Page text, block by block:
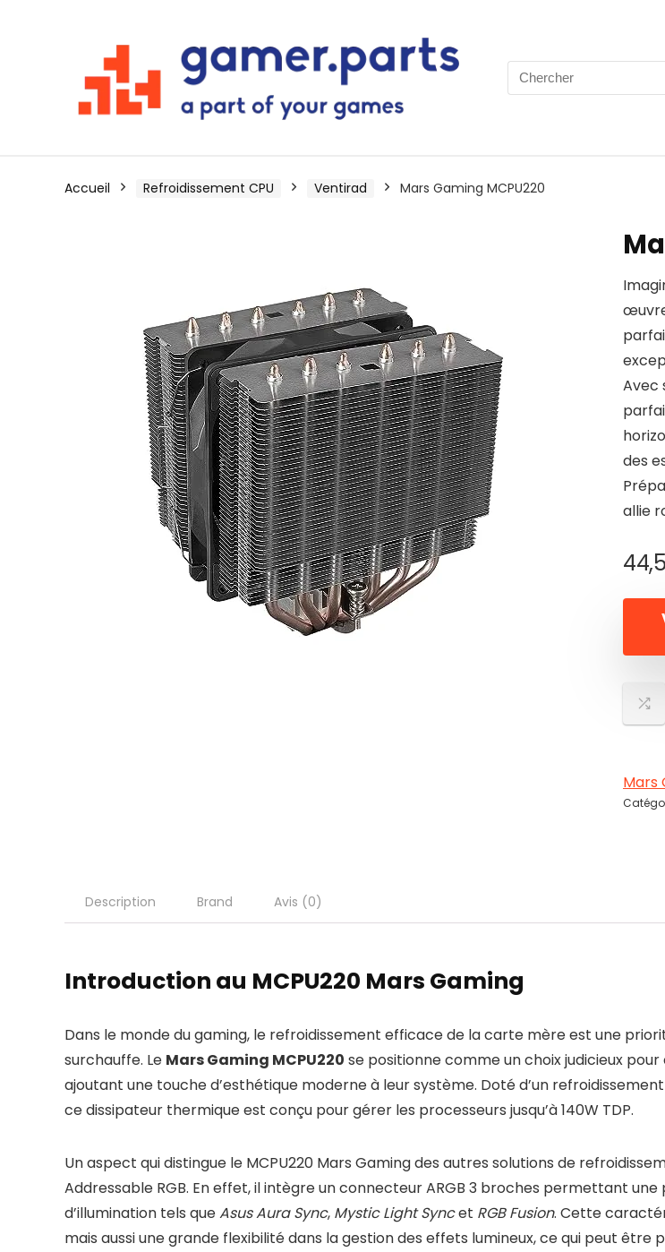
Search
for:
Accueil Refroidissement CPU Ventirad Mars Gaming MCPU220
Avec
des
allie
Mars
Description Brand Avis (0)
Introduction au MCPU220 Mars Gaming
Dans le monde du gaming, le refroidissement efficace de la carte mère est une
surchauffe. Le Mars Gaming MCPU220 se positionne comme un choix judicieux
ajoutant une touche d’esthétique moderne à leur système. Doté d’un
ce dissipateur thermique est conçu pour gérer les processeurs jusqu’à 140W TDP.
Un aspect qui distingue le MCPU220 Mars Gaming des autres solutions de
Addressable RGB. En effet, il intègre un connecteur ARGB 3 broches permettant
d’illumination tels queAsus Aura Sync, Mystic Light Syncet RGB Fusion. Cette
mais aussi une grande flexibilité dans la gestion des effets lumineux, ce qui peut